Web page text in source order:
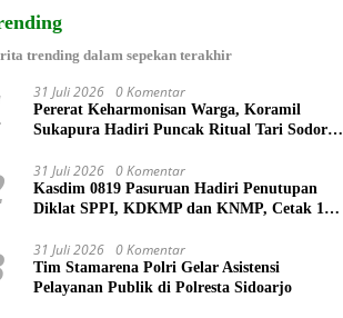
trending dalam sepekan terakhir
31 Juli 2026 0 Komentar
Pererat Keharmonisan Warga, Koramil
Sukapura Hadiri Puncak Ritual Tari Sodoran
31 Juli 2026 0 Komentar
Kasdim 0819 Pasuruan Hadiri Penutupan
Diklat SPPI, KDKMP dan KNMP, Cetak 172
31 Juli 2026 0 Komentar
Tim Stamarena Polri Gelar Asistensi
Pelayanan Publik di Polresta Sidoarjo